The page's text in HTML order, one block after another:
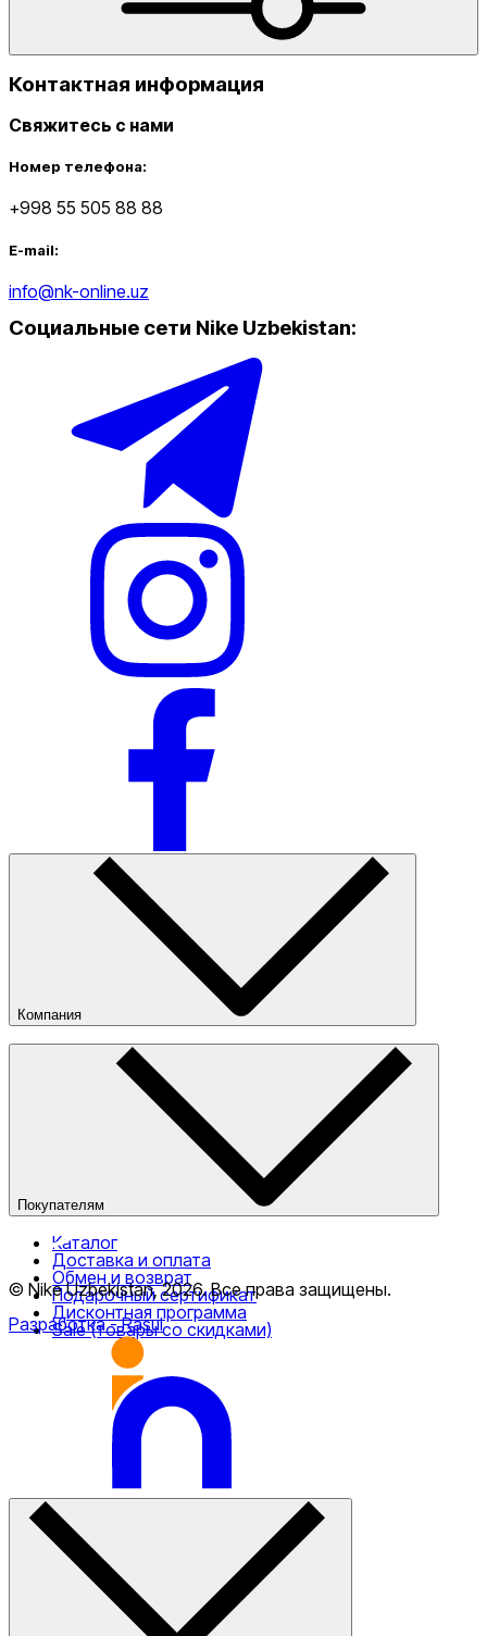
Контактная информация
Свяжитесь с нами
Номер телефона:
+998 55 505 88 88
E-mail:
info@nk-online.uz
Социальные сети Nike Uzbekistan:
Компания
О компании
Наши магазины
Публичная оферта
Покупателям
Каталог
Доставка и оплата
Обмен и возврат
Подарочный сертификат
Дисконтная программа
Sale (товары со скидками)
© Nike Uzbekistan,2026.Все права защищены.
Разработка- Rasul